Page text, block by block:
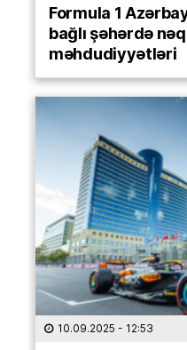
Formula 1
bağlı şəhərdə
məhdudiyyətləri
10.09.2025 - 12:53